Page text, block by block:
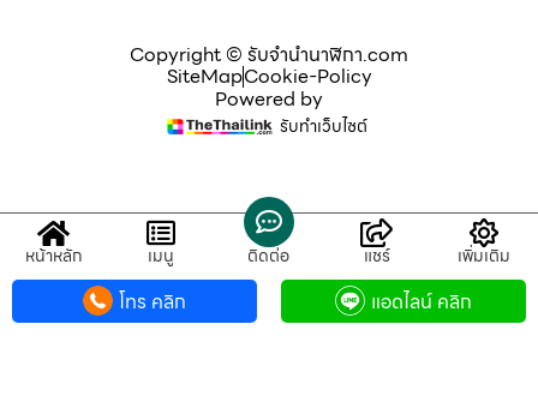
Copyright © รับจํานํานาฬิกา.com
SiteMapCookie-Policy
Powered by
รับทำเว็บไซต์
หน้าหลัก เมนู ติดต่อ แชร์ เพิ่มเติม
โทร คลิก แอดไลน์ คลิก